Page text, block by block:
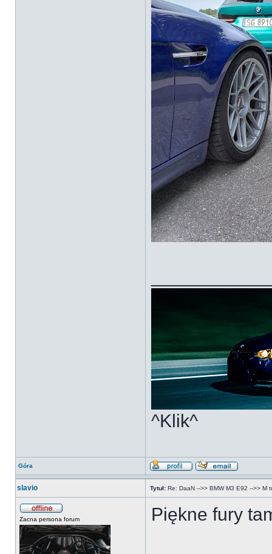
^Klik^
Góra
slavio Tytuł: Re: DaaN -->> BMW M3 E92 -->> M
Zacna persona forum Piękne fury